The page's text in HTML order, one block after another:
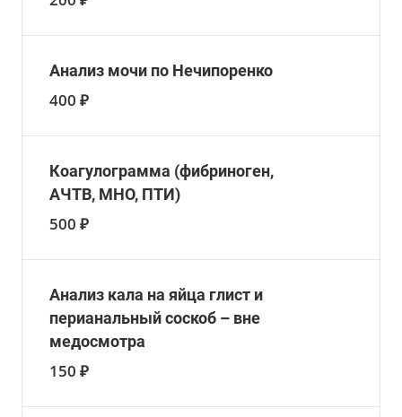
Анализ мочи по Нечипоренко
400 ₽
Коагулограмма (фибриноген,
АЧТВ, МНО, ПТИ)
500 ₽
Анализ кала на яйца глист и
перианальный соскоб – вне
медосмотра
150 ₽